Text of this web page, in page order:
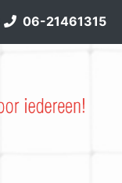
06-21461315